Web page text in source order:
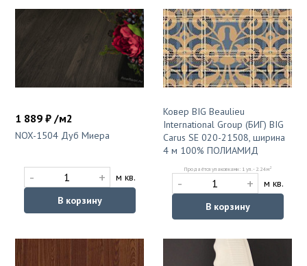
1 889 ₽ /м2
NOX-1504 Дуб Миера
- +
м кв.
В корзину
Ковер BIG Beaulieu
International Group (БИГ) BIG
Carus SE 020-21508, ширина
4 м 100% ПОЛИАМИД
Продаётся упаковками: 1 уп. - 2.24 м2
- +
м кв.
В корзину